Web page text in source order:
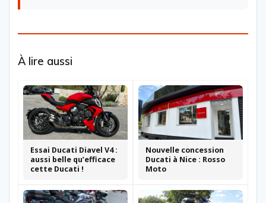
À lire aussi
Essai Ducati Diavel V4 :
aussi belle qu’efficace
cette Ducati !
Nouvelle concession
Ducati à Nice : Rosso
Moto